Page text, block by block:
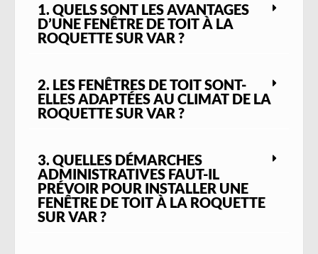
1. QUELS SONT LES AVANTAGES
D’UNE FENÊTRE DE TOIT À LA
ROQUETTE SUR VAR ?
2. LES FENÊTRES DE TOIT SONT-
ELLES ADAPTÉES AU CLIMAT DE LA
ROQUETTE SUR VAR ?
3. QUELLES DÉMARCHES
ADMINISTRATIVES FAUT-IL
PRÉVOIR POUR INSTALLER UNE
FENÊTRE DE TOIT À LA ROQUETTE
SUR VAR ?